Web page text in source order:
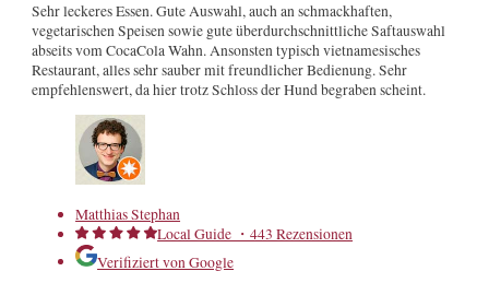
Sehr leckeres Essen. Gute Auswahl, auch an schmackhaften,
vegetarischen Speisen sowie gute überdurchschnittliche Saftauswahl
abseits vom CocaCola Wahn. Ansonsten typisch vietnamesisches
Restaurant, alles sehr sauber mit freundlicher Bedienung. Sehr
empfehlenswert, da hier trotz Schloss der Hund begraben scheint.
Matthias Stephan
Local Guide ・443 Rezensionen
Verifiziert von Google